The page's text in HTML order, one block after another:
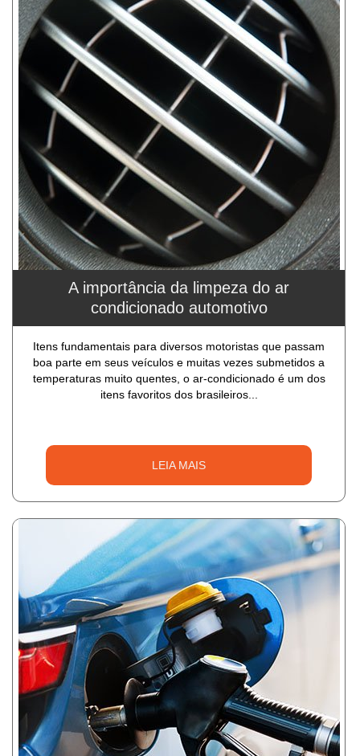
A importância da limpeza do ar
condicionado automotivo
Itens fundamentais para diversos motoristas que passam
boa parte em seus veículos e muitas vezes submetidos a
temperaturas muito quentes, o ar-condicionado é um dos
itens favoritos dos brasileiros...
LEIA MAIS